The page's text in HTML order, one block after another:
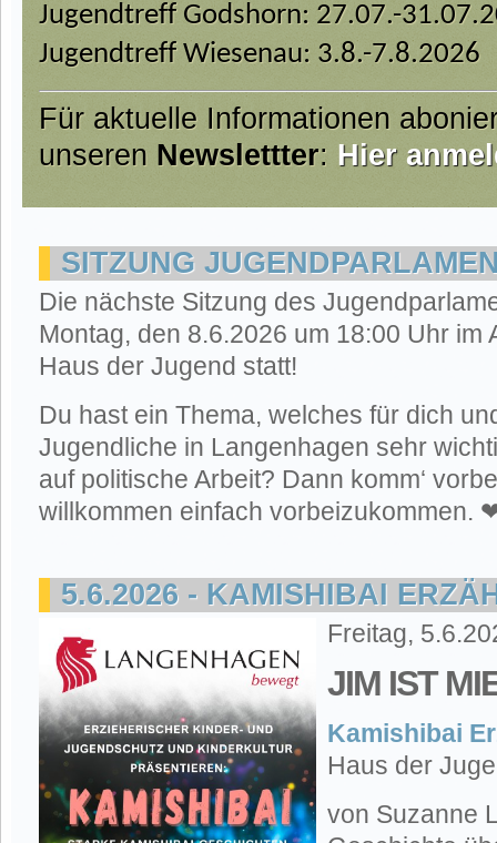
Jugendtreff Godshorn: 27.07.-
Jugendtreff Wiesenau: 3.8.-7.8.2026
Für aktuelle Informationen
unseren Newslettter: Hier
SITZUNG
Die nächste Sitzung des
Montag, den 8.6.2026 um 18:00 Uhr im
Haus der Jugend statt!
Du hast ein Thema, welches für dich
Jugendliche in Langenhagen sehr
auf politische Arbeit? Dann komm‘
willkommen einfach vorbeizukommen.
5.6.2026 - KAMISHIBAI
Freitag,
JIM IST
Kamishibai
Haus der
von Suzanne